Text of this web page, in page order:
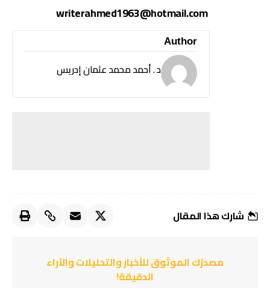
writerahmed1963@hotmail.com
Author
د . أحمد محمد عثمان إدريس
شارك هذا المقال
مصدرُك الموثوق للأخبار والتحليلات والآراء
الدقيقة!